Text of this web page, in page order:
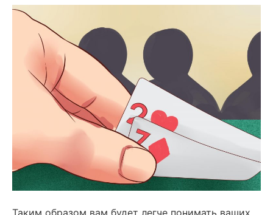
Таким образом вам будет легче понимать ваших